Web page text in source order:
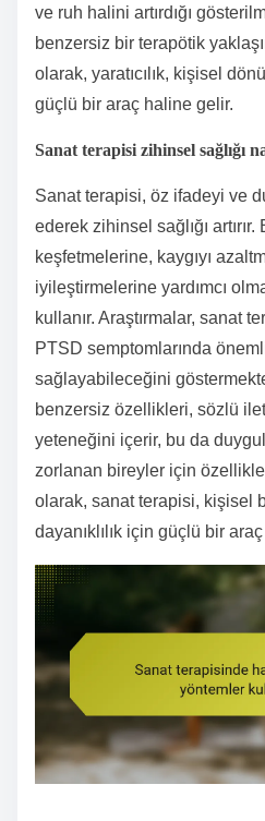
ve ruh halini artırdığı
benzersiz bir terapötik
olarak, yaratıcılık, kişisel
güçlü bir araç haline gelir.
Sanat terapisi zihinsel sağlığı
Sanat terapisi, öz ifadeyi ve
ederek zihinsel sağlığı
keşfetmelerine, kaygıyı
iyileştirmelerine yardımcı
kullanır. Araştırmalar, sanat
PTSD semptomlarında
sağlayabileceğini
benzersiz özellikleri, sözlü
yeteneğini içerir, bu da
zorlanan bireyler için
olarak, sanat terapisi, kişisel
dayanıklılık için güçlü bir